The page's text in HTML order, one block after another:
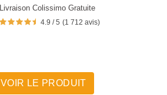
Livraison Colissimo Gratuite
4.9 / 5 (1 712 avis)
VOIR LE PRODUIT